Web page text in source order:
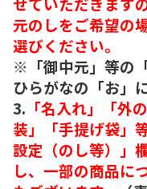
元のしをご希望の
選びください。
※「御中元」等の
ひらがなの「お」
3. 「名入れ」「外
装」「手提げ袋」
設定（のし等）」
し、一部の商品に